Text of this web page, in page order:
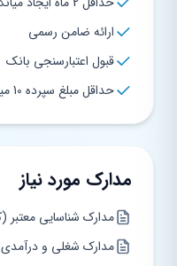
ارائه ضامن رسمی
قبول اعتبارسنجی بانک
حداقل مبلغ سپرده 10 میلیون تومان
مدارک مورد نیاز
مدارک شناسایی معتبر
مدارک شغلی و